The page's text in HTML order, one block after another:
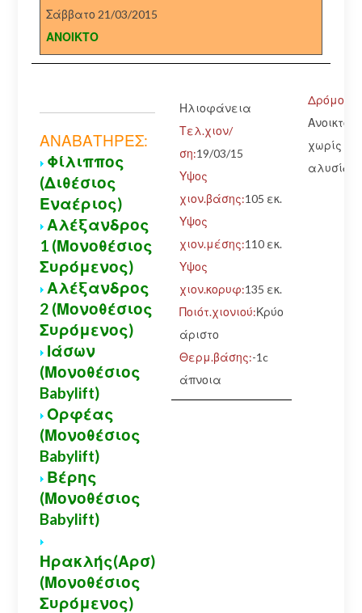
Σάββατο 21/03/2015
ΑΝΟΙΚΤΟ
ΑΝΑΒΑΤΗΡΕΣ:
Φίλιππος
(Διθέσιος
Εναέριος)
Αλέξανδρος
1 (Μονοθέσιος
Συρόμενος)
Αλέξανδρος
2 (Μονοθέσιος
Συρόμενος)
Ιάσων
(Μονοθέσιος
Babylift)
Ορφέας
(Μονοθέσιος
Babylift)
Βέρης
(Μονοθέσιος
Babylift)
Ηρακλής(Αρσ)
(Μονοθέσιος
Συρόμενος)
Ηλιοφάνεια
Τελ.χιον/
ση:19/03/15
Υψος
χιον.βάσης:105 εκ.
Υψος
χιον.μέσης:110 εκ.
Υψος
χιον.κορυφ:135 εκ.
Ποιότ.χιονιού:Κρύο
άριστο
Θερμ.βάσης:-1c
άπνοια
Δρόμος:
Ανοικτός
χωρίς
αλυσίδες